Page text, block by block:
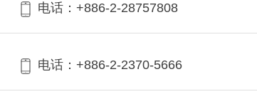
电话：+886-2-28757808
电话：+886-2-2370-5666